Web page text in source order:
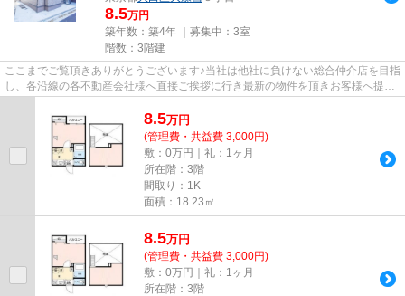
8.5万円
築年数：築4年 ｜募集中： 3室
階数：3階建
ここまでご覧頂きありがとうございます♪当社は他社に負けない総合仲介店を目指
し、各沿線の各不動産会社様へ直接ご挨拶に行き最新の物件を頂きお客様へ提供
8.5万円
(管理費・共益費 3,000円)
敷：0万円｜礼：1ヶ月
所在階：3階
間取り：1K
面積：18.23㎡
8.5万円
(管理費・共益費 3,000円)
敷：0万円｜礼：1ヶ月
所在階：3階